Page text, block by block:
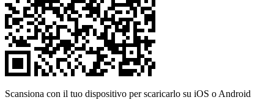
Scansiona con il tuo dispositivo per scaricarlo su iOS o Android